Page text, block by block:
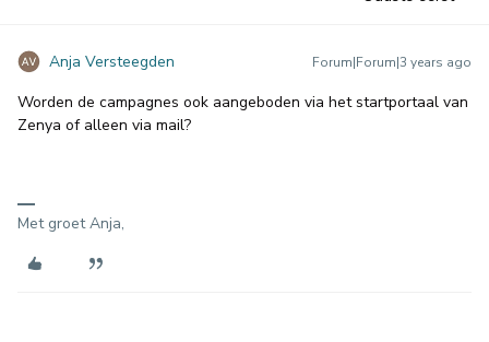
Anja Versteegden Forum|Forum|3 years ago
Worden de campagnes ook aangeboden via het startportaal van
Zenya of alleen via mail?
Met groet Anja,